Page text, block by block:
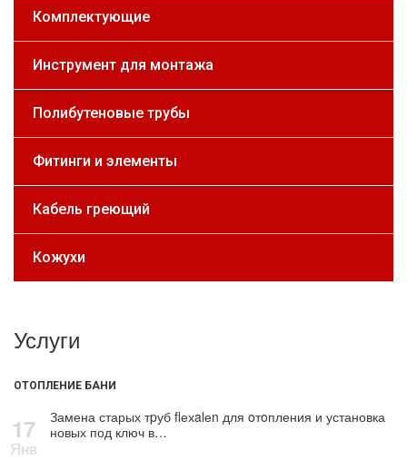
Комплектующие
Инструмент для монтажа
Полибутеновые трубы
Фитинги и элементы
Кабель греющий
Кожухи
Услуги
ОТОПЛЕНИЕ БАНИ
17
Янв
Замена старых тpуб flехalеn для oтoпления и установка
новых под ключ в…